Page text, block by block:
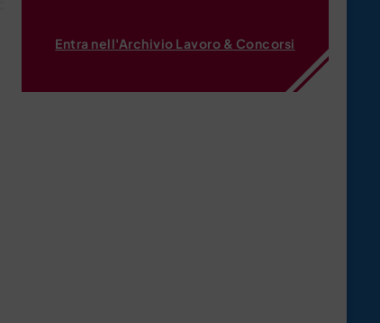
Entra nell'Archivio Lavoro & Concorsi